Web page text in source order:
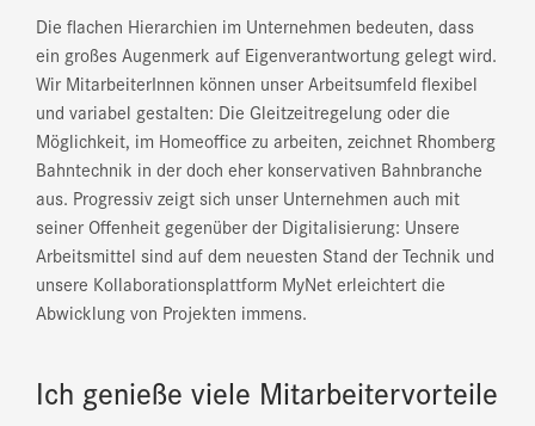
Die flachen Hierarchien im Unternehmen bedeuten, dass
ein großes Augenmerk auf Eigenverantwortung gelegt wird.
Wir MitarbeiterInnen können unser Arbeitsumfeld flexibel
und variabel gestalten: Die Gleitzeitregelung oder die
Möglichkeit, im Homeoffice zu arbeiten, zeichnet Rhomberg
Bahntechnik in der doch eher konservativen Bahnbranche
aus. Progressiv zeigt sich unser Unternehmen auch mit
seiner Offenheit gegenüber der Digitalisierung: Unsere
Arbeitsmittel sind auf dem neuesten Stand der Technik und
unsere Kollaborationsplattform MyNet erleichtert die
Abwicklung von Projekten immens.
Ich genieße viele Mitarbeitervorteile